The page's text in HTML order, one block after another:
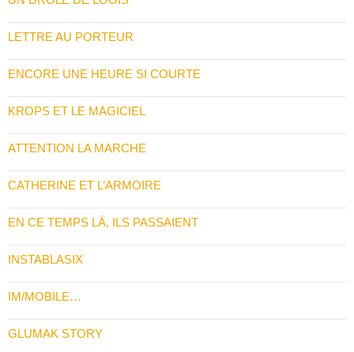
LETTRE AU PORTEUR
ENCORE UNE HEURE SI COURTE
KROPS ET LE MAGICIEL
ATTENTION LA MARCHE
CATHERINE ET L’ARMOIRE
EN CE TEMPS LÀ, ILS PASSAIENT
INSTABLASIX
IM/MOBILE…
GLUMAK STORY